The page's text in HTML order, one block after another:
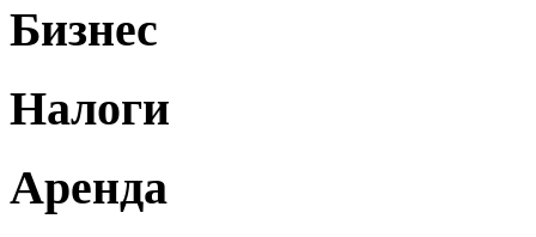
Бизнес
Налоги
Аренда